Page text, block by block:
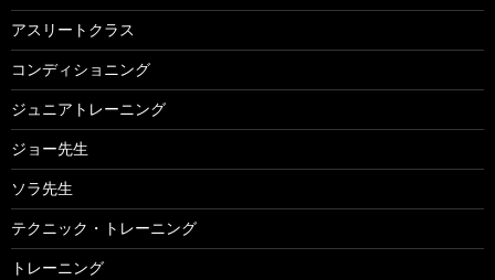
アスリートクラス
コンディショニング
ジュニアトレーニング
ジョー先生
ソラ先生
テクニック・トレーニング
トレーニング